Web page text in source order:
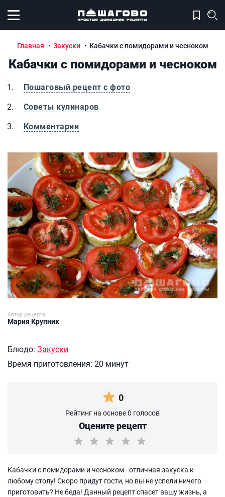
Открыть меню
Главная Закуски Кабачки с помидорами и чесноком
Кабачки с помидорами и чесноком
Пошаговый рецепт с фото
Советы кулинаров
Комментарии
Кабачки с помидорами и чесноком
Автор рецепта:
Мария Крупник
Блюдо: Закуски
Время приготовления: 20 минут
0
Рейтинг на основе 0 голосов
Оцените рецепт
Кабачки с помидорами и чесноком - отличная закуска к
любому столу! Скоро придут гости, но вы не успели ничего
приготовить? Не беда! Данный рецепт спасет вашу жизнь, а